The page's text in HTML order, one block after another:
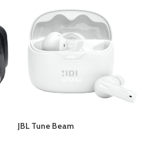
JBL Tune Beam